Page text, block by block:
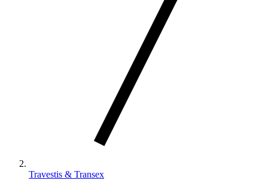
Travestis & Transex